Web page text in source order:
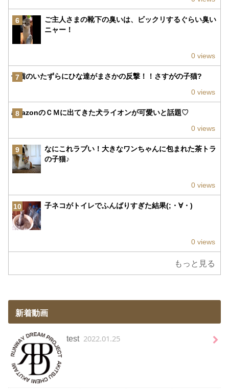
6
ご主人さまの靴下の臭いは、ビックリするぐらい臭い
ニャー！
0 views
7
子猫のいたずらにひな達がまさかの反撃！！さすがの子猫?
0 views
8
amazonのＣＭに出てきた犬ライオンが可愛いと話題♡
0 views
9
なにこれラブい！大きなワンちゃんに包まれた茶トラ
の子猫♪
0 views
10 子ネコがトイレでふんばりすぎた結果(;・∀・)
0 views
もっと見る
新着動画
test 2022.01.25